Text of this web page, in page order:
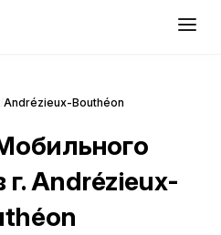
Andrézieux-Bouthéon
г. Andrézieux-